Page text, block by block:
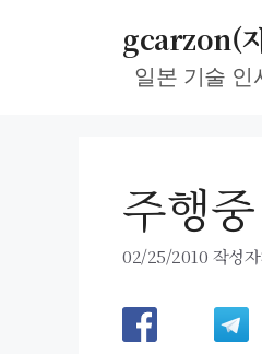
gcarzon(
일본 기술 인
주행
02/25/2010 작성